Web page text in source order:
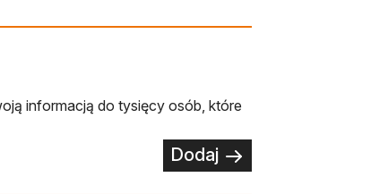
informacją do tysięcy osób, które
Dodaj